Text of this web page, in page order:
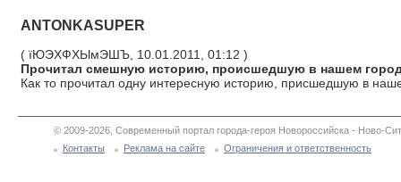
ANTONKASUPER
( їЮЭХФХЫмЭШЪ, 10.01.2011, 01:12 )
Прочитал смешную историю, происшедшую в нашем
Как то прочитал одну интересную историю, присшедшую в
© 2009-2026, Современный портал города-героя Новороссийска - Ново-
Контакты
Реклама на сайте Ограничения и ответственность